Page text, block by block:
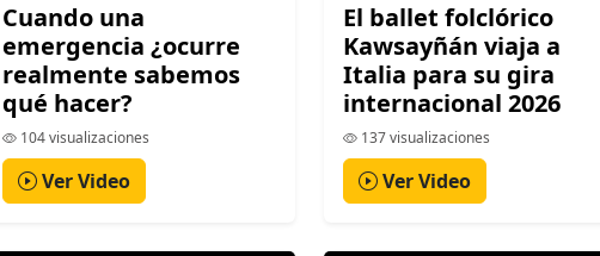
Cuando una
emergencia ¿ocurre
realmente sabemos
qué hacer?
104 visualizaciones
Ver Video
El ballet folclórico
Kawsayñán viaja a
Italia para su gira
internacional 2026
137 visualizaciones
Ver Video